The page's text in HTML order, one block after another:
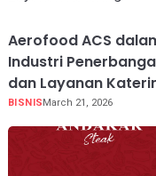
Aerofood ACS
Industri
dan Layanan
BISNIS March 21, 2026